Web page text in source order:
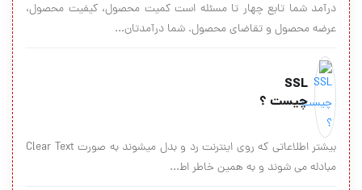
درآمد شما تابع چهار تا مسئله است کمیت محصول، کیفیت محصول،
عرضه محصول و تقاضای محصول. شما درآمدتان...
SSL
چیست ؟
بيشتر اطلاعاتي كه روي اينترنت رد و بدل ميشوند به صورت Clear Text
مبادله مي شوند و به همين خاطر اط...